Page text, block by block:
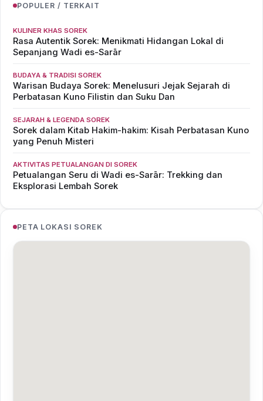
POPULER / TERKAIT
KULINER KHAS SOREK
Rasa Autentik Sorek: Menikmati Hidangan Lokal di
Sepanjang Wadi es-Sarār
BUDAYA & TRADISI SOREK
Warisan Budaya Sorek: Menelusuri Jejak Sejarah di
Perbatasan Kuno Filistin dan Suku Dan
SEJARAH & LEGENDA SOREK
Sorek dalam Kitab Hakim-hakim: Kisah Perbatasan Kuno
yang Penuh Misteri
AKTIVITAS PETUALANGAN DI SOREK
Petualangan Seru di Wadi es-Sarār: Trekking dan
Eksplorasi Lembah Sorek
PETA LOKASI SOREK